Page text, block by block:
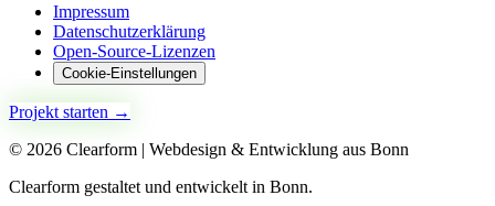
Impressum
Datenschutzerklärung
Open-Source-Lizenzen
Cookie-Einstellungen
Projekt starten →
© 2026 Clearform | Webdesign & Entwicklung aus Bonn
Clearform gestaltet und entwickelt in Bonn.